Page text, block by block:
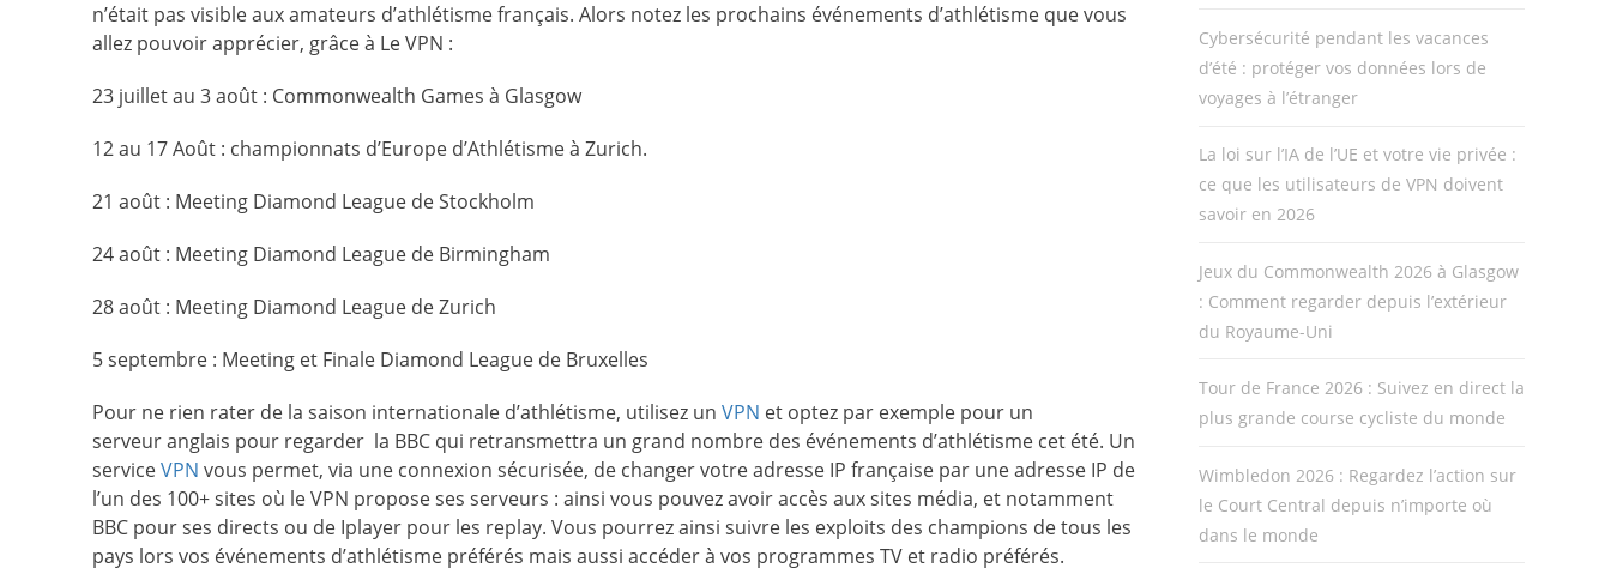
n’était pas visible aux amateurs d’athlétisme français. Alors notez les prochains événements d’athlétisme que vous
allez pouvoir apprécier, grâce à Le VPN :
23 juillet au 3 août : Commonwealth Games à Glasgow
12 au 17 Août : championnats d’Europe d’Athlétisme à Zurich.
21 août : Meeting Diamond League de Stockholm
24 août : Meeting Diamond League de Birmingham
28 août : Meeting Diamond League de Zurich
5 septembre : Meeting et Finale Diamond League de Bruxelles
Pour ne rien rater de la saison internationale d’athlétisme, utilisez un VPN et optez par exemple pour un
serveur anglais pour regarder la BBC qui retransmettra un grand nombre des événements d’athlétisme cet été. Un
serviceVPN vous permet, via une connexion sécurisée, de changer votre adresse IP française par une adresse IP de
l’un des 100+ sites où le VPN propose ses serveurs : ainsi vous pouvez avoir accès aux sites média, et notamment
BBC pour ses directs ou de Iplayer pour les replay. Vous pourrez ainsi suivre les exploits des champions de tous les
pays lors vos événements d’athlétisme préférés mais aussi accéder à vos programmes TV et radio préférés.
Cybersécurité pendant les vacances
d’été : protéger vos données lors de
voyages à l’étranger
La loi sur l’IA de l’UE et votre vie privée :
ce que les utilisateurs de VPN doivent
savoir en 2026
Jeux du Commonwealth 2026 à Glasgow
: Comment regarder depuis l’extérieur
du Royaume-Uni
Tour de France 2026 : Suivez en direct la
plus grande course cycliste du monde
Wimbledon 2026 : Regardez l’action sur
le Court Central depuis n’importe où
dans le monde